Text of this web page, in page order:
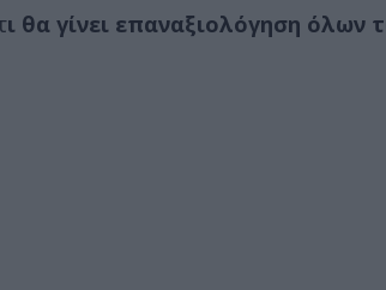
ι θα γίνει επαναξιολόγηση όλων